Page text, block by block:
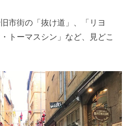
市街の「抜け道」、「リヨ
トーマスシン」など、見どこ